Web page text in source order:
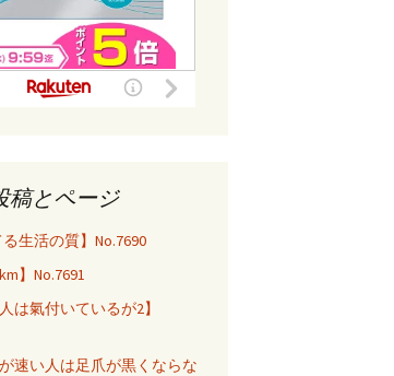
稿とページ
る生活の質】No.7690
】No.7691
は氣付いているが2】
が速い人は足爪が黒くならな